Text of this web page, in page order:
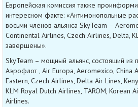
Европейская комиссия также
интересном факте: «Антимонопольные
восьми членов альянса SkyTeam –
Continental Airlines, Czech Airlines, Delta,
завершены».
SkyTeam – мощный альянс, состоящий из
Аэрофлот , Air Europa, Aeromexico, China
Eastern, Czech Airlines, Delta Air Lines,
KLM Royal Dutch Airlines, TAROM, Korean
Airlines.